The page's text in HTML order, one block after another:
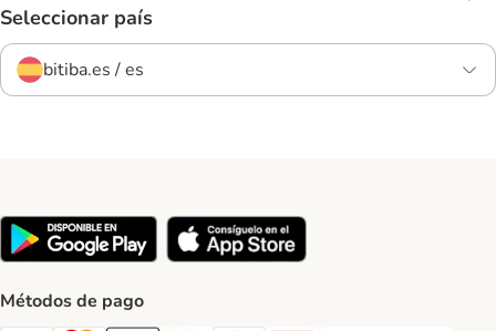
Seleccionar país
bitiba.es / es
Métodos de pago